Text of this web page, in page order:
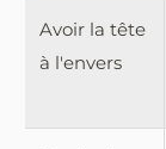
Avoir la tête
à l'envers